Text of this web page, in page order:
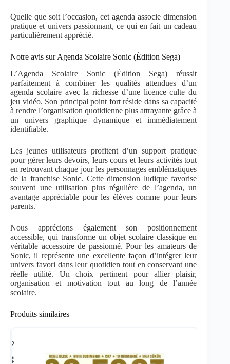
Quelle que soit l’occasion, cet agenda associe dimension
pratique et univers passionnant, ce qui en fait un cadeau
particulièrement apprécié.
Notre avis sur Agenda Scolaire Sonic (Édition Sega)
L’Agenda Scolaire Sonic (Édition Sega) réussit
parfaitement à combiner les qualités attendues d’un
agenda scolaire avec la richesse d’une licence culte du
jeu vidéo. Son principal point fort réside dans sa capacité
à rendre l’organisation quotidienne plus attrayante grâce à
un univers graphique dynamique et immédiatement
identifiable.
Les jeunes utilisateurs profitent d’un support pratique
pour gérer leurs devoirs, leurs cours et leurs activités tout
en retrouvant chaque jour les personnages emblématiques
de la franchise Sonic. Cette dimension ludique favorise
souvent une utilisation plus régulière de l’agenda, un
avantage appréciable pour les élèves comme pour leurs
parents.
Nous apprécions également son positionnement
accessible, qui transforme un objet scolaire classique en
véritable accessoire de passionné. Pour les amateurs de
Sonic, il représente une excellente façon d’intégrer leur
univers favori dans leur quotidien tout en conservant une
réelle utilité. Un choix pertinent pour allier plaisir,
organisation et motivation tout au long de l’année
scolaire.
Produits similaires